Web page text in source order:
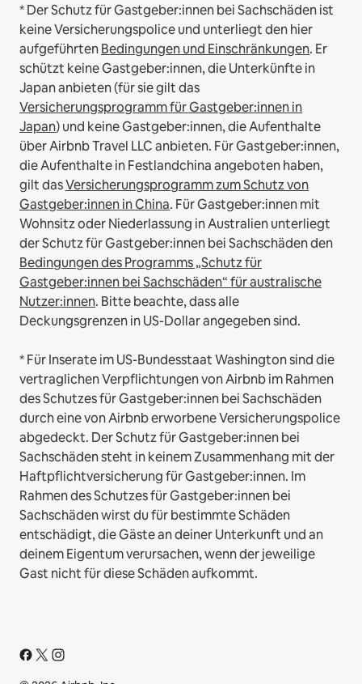
* Der Schutz für Gastgeber:innen bei Sachschäden ist
keine Versicherungspolice und unterliegt den hier
aufgeführtenBedingungen und Einschränkungen. Er
schützt keine Gastgeber:innen, die Unterkünfte in
Japan anbieten (für sie gilt das
Versicherungsprogramm für Gastgeber:innen in
Japan) und keine Gastgeber:innen, die Aufenthalte
über Airbnb Travel LLC anbieten. Für Gastgeber:innen,
die Aufenthalte in Festlandchina angeboten haben,
gilt dasVersicherungsprogramm zum Schutz von
Gastgeber:innen in China. Für Gastgeber:innen mit
Wohnsitz oder Niederlassung in Australien unterliegt
der Schutz für Gastgeber:innen bei Sachschäden den
Bedingungen des Programms „Schutz für
Gastgeber:innen bei Sachschäden“ für australische
Nutzer:innen. Bitte beachte, dass alle
Deckungsgrenzen in US-Dollar angegeben sind.
* Für Inserate im US-Bundesstaat Washington sind die
vertraglichen Verpflichtungen von Airbnb im Rahmen
des Schutzes für Gastgeber:innen bei Sachschäden
durch eine von Airbnb erworbene Versicherungspolice
abgedeckt. Der Schutz für Gastgeber:innen bei
Sachschäden steht in keinem Zusammenhang mit der
Haftpflichtversicherung für Gastgeber:innen. Im
Rahmen des Schutzes für Gastgeber:innen bei
Sachschäden wirst du für bestimmte Schäden
entschädigt, die Gäste an deiner Unterkunft und an
deinem Eigentum verursachen, wenn der jeweilige
Gast nicht für diese Schäden aufkommt.